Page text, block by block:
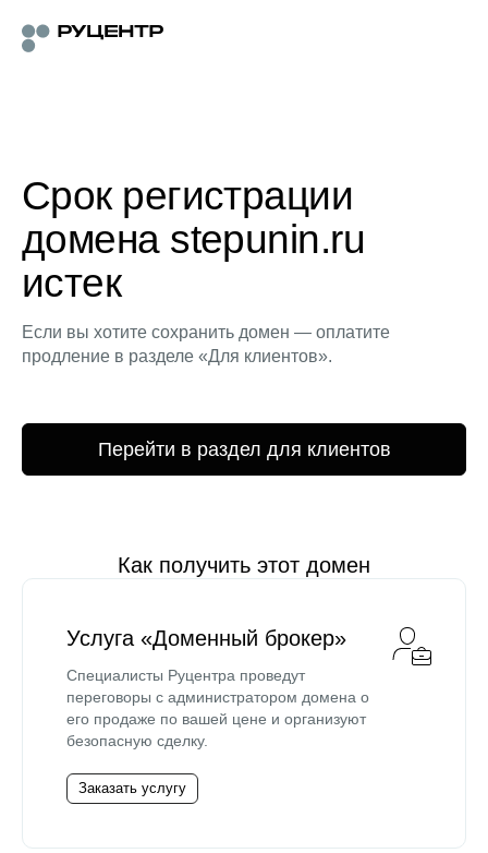
Срок регистрации
домена stepunin.ru
истек
Если вы хотите сохранить домен — оплатите
продление в разделе «Для клиентов».
Перейти в раздел для клиентов
Как получить этот домен
Услуга «Доменный брокер»
Специалисты Руцентра проведут
переговоры с администратором домена о
его продаже по вашей цене и организуют
безопасную сделку.
Заказать услугу